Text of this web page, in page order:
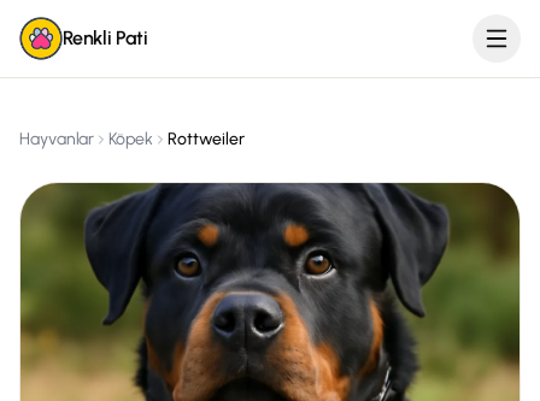
Renkli Pati
Hayvanlar Köpek Rottweiler